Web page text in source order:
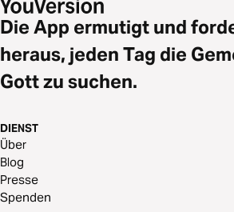
Die App ermutigt und
heraus, jeden Tag die
Gott zu suchen.
DIENST
Über
Blog
Presse
Spenden